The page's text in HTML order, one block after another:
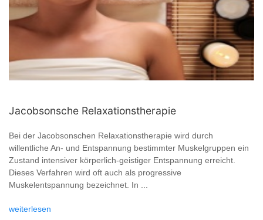
Jacobsonsche Relaxationstherapie
Bei der Jacobsonschen Relaxationstherapie wird durch
willentliche An- und Entspannung bestimmter Muskelgruppen ein
Zustand intensiver körperlich-geistiger Entspannung erreicht.
Dieses Verfahren wird oft auch als progressive
Muskelentspannung bezeichnet. In ...
weiterlesen